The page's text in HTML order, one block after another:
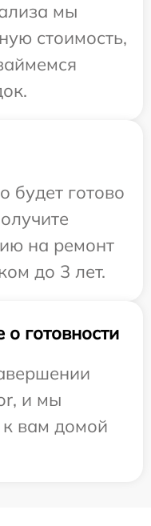
мы
стоимость,
будет готово
на ремонт
до 3 лет.
готовности
и мы
к вам домой